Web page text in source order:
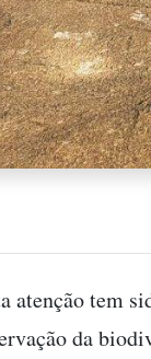
atenção tem
da